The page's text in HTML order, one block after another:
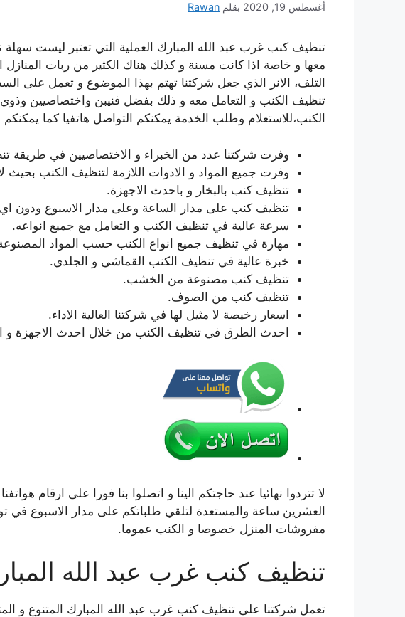
أغسطس 19, 2020 بقلم Rawan
تنظيف كنب غرب عبد الله المبارك العملية التي تعتبر ليست سهلة
معها و خاصة اذا كانت مسنة و كذلك هناك الكثير من ربات
التلف، الانر الذي جعل شركتنا تهتم بهذا الموضوع و تعمل على
تنظيف الكنب و التعامل معه و ذلك بفضل فنيبن واختصاصيين وذوي
الكنب،للاستعلام وطلب الخدمة يمكنكم التواصل هاتفيا كما
وفرت شركتنا عدد من الخبراء و الاختصاصيين في طريقة
وفرت جميع المواد و الادوات اللازمة لتنظيف الكنب بحيث
تنظيف كنب بالبخار و باحدث الاجهزة.
تنظيف كنب على مدار الساعة وعلى مدار الاسبوع ودون
سرعة عالية في تنظيف الكنب و التعامل مع جميع انواعه.
مهارة في تنظيف جميع انواع الكنب حسب المواد
خبرة عالية في تنظيف الكنب القماشي و الجلدي.
تنظيف كنب مصنوعة من الخشب.
تنظيف كنب من الصوف.
اسعار رخيصة لا مثيل لها في شركتنا العالية الاداء.
احدث الطرق في تنظيف الكنب من خلال احدث الاجهزة و
العشرين ساعة والمستعدة لتلقي طلباتكم على مدار الاسبوع
مفروشات المنزل خصوصا و الكنب عموما.
تنظيف كنب غرب عبد الله
تعمل شركتنا على تنظيف كنب غرب عبد الله المبارك المتنوع و